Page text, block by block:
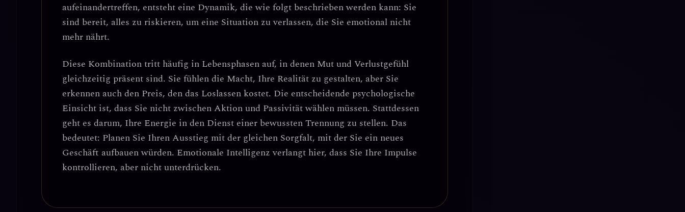
aufeinandertreffen, entsteht eine Dynamik, die wie folgt beschrieben werden kann: Sie
sind bereit, alles zu riskieren, um eine Situation zu verlassen, die Sie emotional nicht
mehr nährt.
Diese Kombination tritt häufig in Lebensphasen auf, in denen Mut und Verlustgefühl
gleichzeitig präsent sind. Sie fühlen die Macht, Ihre Realität zu gestalten, aber Sie
erkennen auch den Preis, den das Loslassen kostet. Die entscheidende psychologische
Einsicht ist, dass Sie nicht zwischen Aktion und Passivität wählen müssen. Stattdessen
geht es darum, Ihre Energie in den Dienst einer bewussten Trennung zu stellen. Das
bedeutet: Planen Sie Ihren Ausstieg mit der gleichen Sorgfalt, mit der Sie ein neues
Geschäft aufbauen würden. Emotionale Intelligenz verlangt hier, dass Sie Ihre Impulse
kontrollieren, aber nicht unterdrücken.